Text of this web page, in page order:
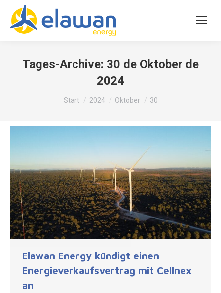
Tages-Archive: 30 de Oktober de
2024
Sie befinden sich hier:
Start 2024 Oktober 30
Elawan Energy kündigt einen
Energieverkaufsvertrag mit Cellnex
an